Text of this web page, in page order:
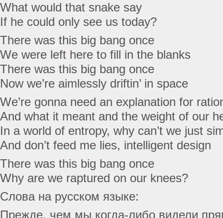
What would that snake say
If he could only see us today?
There was this big bang once
We were left here to fill in the blanks
There was this big bang once
Now we’re aimlessly driftin’ in space
We’re gonna need an explanation for
And what it meant and the weight of our
In a world of entropy, why can’t we just
And don’t feed me lies, intelligent design
There was this big bang once
Why are we raptured on our knees?
Слова на русском языке:
Прежде, чем мы когда-либо видели